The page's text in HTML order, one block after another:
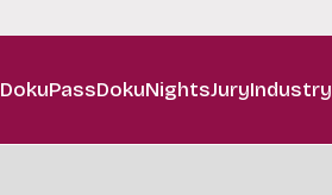
DokuPassDokuNightsJuryIndustry